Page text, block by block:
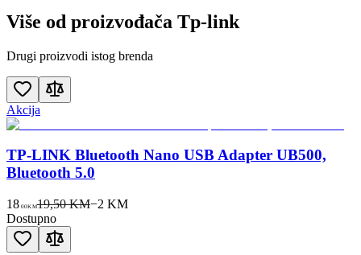
Više od proizvođača Tp-link
Drugi proizvodi istog brenda
Akcija
TP-LINK Bluetooth Nano USB Adapter UB500,
Bluetooth 5.0
18 00KM19,50 KM−2 KM
Dostupno